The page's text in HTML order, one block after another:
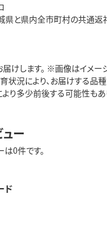
県と県内全市町村の共通返
けします。 ※画像はイメー
況により、お届けする品
より多少前後する可能性も
ー
0件です。
ド